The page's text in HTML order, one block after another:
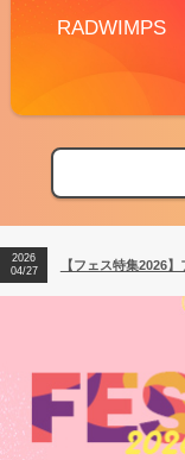
RADWIMPS
【フェス特集2026
【ライブ動員ランキ
2026
04/27
【フェス特集2026
2026
【ライブ動員ランキ